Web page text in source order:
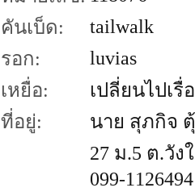
คันเบ็ด:
tailwalk
รอก:
luvias
เหยื่อ:
เปลี่ยนไปเรื่
ที่อยู่:
นาย สุภกิจ
27 ม.5 ต.วัง
099-1126494